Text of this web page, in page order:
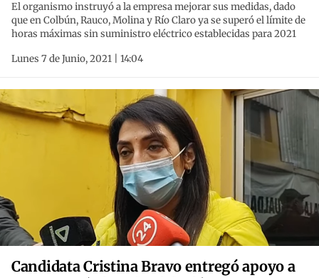
El organismo instruyó a la empresa mejorar sus medidas, dado
que en Colbún, Rauco, Molina y Río Claro ya se superó el límite de
horas máximas sin suministro eléctrico establecidas para 2021
Lunes 7 de Junio, 2021 | 14:04
Candidata Cristina Bravo entregó apoyo a